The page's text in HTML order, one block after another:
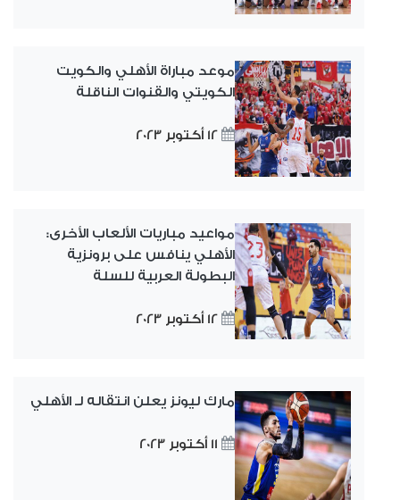
موعد مباراة الأهلي والكويت
الكويتي والقنوات الناقلة
12 أكتوبر 2023
مواعيد مباريات الألعاب الأخرى:
الأهلي ينافس على برونزية
البطولة العربية للسلة
12 أكتوبر 2023
مارك ليونز يعلن انتقاله لـ الأهلي
11 أكتوبر 2023